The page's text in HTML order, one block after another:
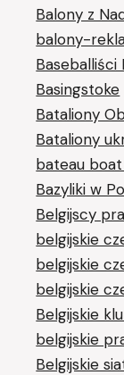
Balony z
balony-
Basingstoke
Bataliony
Bataliony
bateau
Bazyliki w
Belgijscy
belgijskie
belgijskie
belgijskie
Belgijskie
belgijskie
Belgijskie